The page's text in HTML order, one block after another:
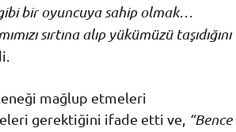
gibi bir oyuncuya sahip olmak…
sırtına alıp yükümüzü taşıdığını
mağlup etmeleri
gerektiğini ifade etti ve, “Bence